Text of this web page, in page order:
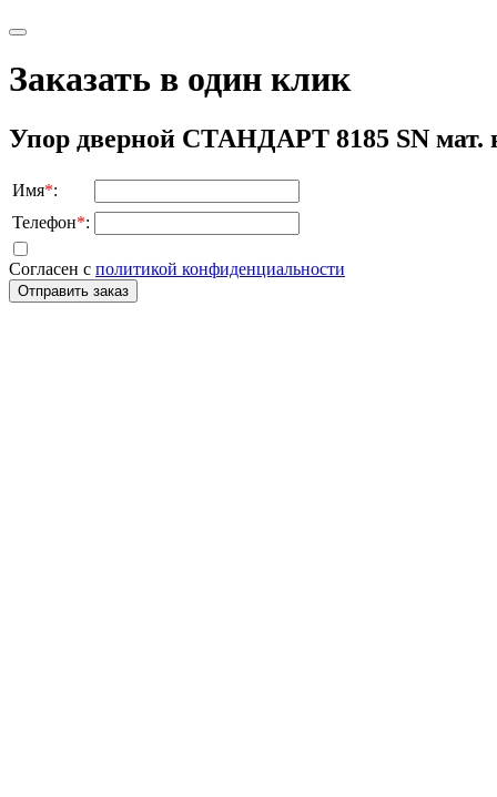
Заказать в один клик
Упор дверной СТАНДАРТ 8185 SN мат.
Имя*:
Телефон*:
Согласен с политикой конфиденциальности
Отправить заказ